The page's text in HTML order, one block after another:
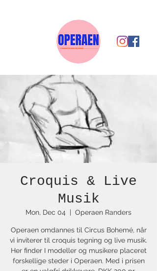
Croquis & Live
Musik
Mon, Dec 04
  |
Operaen Randers
Operaen omdannes til Circus Bohemé, når
vi inviterer til croquis tegning og live musik.
Her finder I modeller og musikere placeret
forskellige steder i Operaen. Med i prisen